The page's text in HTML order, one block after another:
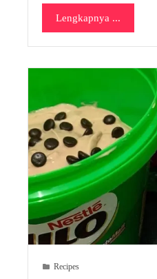
Lengkapnya ...
Recipes